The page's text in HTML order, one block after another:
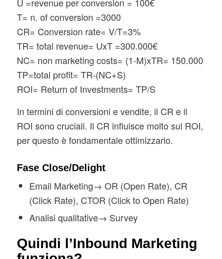
U =revenue per conversion = 100€
T= n. of conversion =3000
CR= Conversion rate= V/T=3%
TR= total revenue= UxT =300.000€
NC= non marketing costs= (1-M)xTR= 150.000
TP=total profit= TR-(NC+S)
ROI= Return of Investments= TP/S
In termini di conversioni e vendite, il CR e il
ROI sono cruciali. Il CR influisce molto sul ROI,
per questo è fondamentale ottimizzarlo.
Fase Close/Delight
Email Marketing→ OR (Open Rate), CR
(Click Rate), CTOR (Click to Open Rate)
Analisi qualitative→ Survey
Quindi l’Inbound Marketing